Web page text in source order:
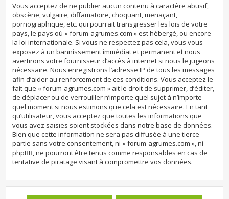
Vous acceptez de ne publier aucun contenu à caractère abusif,
obscène, vulgaire, diffamatoire, choquant, menaçant,
pornographique, etc. qui pourrait transgresser les lois de votre
pays, le pays où « forum-agrumes.com » est hébergé, ou encore
la loi internationale. Si vous ne respectez pas cela, vous vous
exposez à un bannissement immédiat et permanent et nous
avertirons votre fournisseur d’accès à internet si nous le jugeons
nécessaire. Nous enregistrons l’adresse IP de tous les messages
afin d’aider au renforcement de ces conditions. Vous acceptez le
fait que « forum-agrumes.com » ait le droit de supprimer, d’éditer,
de déplacer ou de verrouiller n’importe quel sujet à n’importe
quel moment si nous estimons que cela est nécessaire. En tant
qu’utilisateur, vous acceptez que toutes les informations que
vous avez saisies soient stockées dans notre base de données.
Bien que cette information ne sera pas diffusée à une tierce
partie sans votre consentement, ni « forum-agrumes.com », ni
phpBB, ne pourront être tenus comme responsables en cas de
tentative de piratage visant à compromettre vos données.